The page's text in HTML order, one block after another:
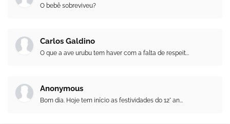
O bebê sobreviveu?
Carlos Galdino
O que a ave urubu tem haver com a falta de respeit...
Anonymous
Bom dia. Hoje tem início as festividades do 12° an...